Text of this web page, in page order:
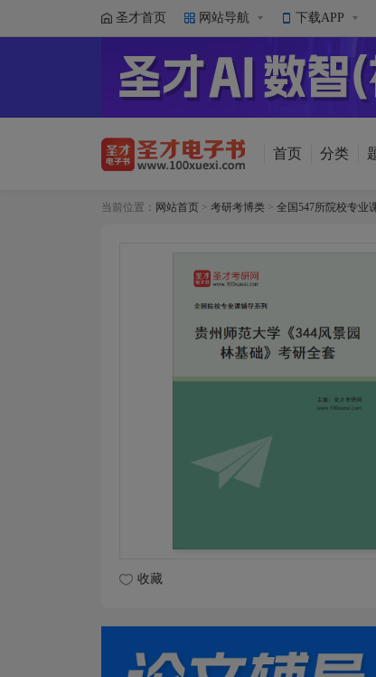
圣才首页 网站导航 下载APP
首页 分类
当前位置： 网站首页 > 考研考博类 > 全国547所院校专业
收藏